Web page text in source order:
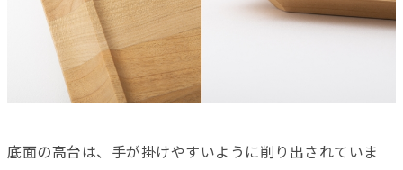
底面の高台は、手が掛けやすいように削り出されていま